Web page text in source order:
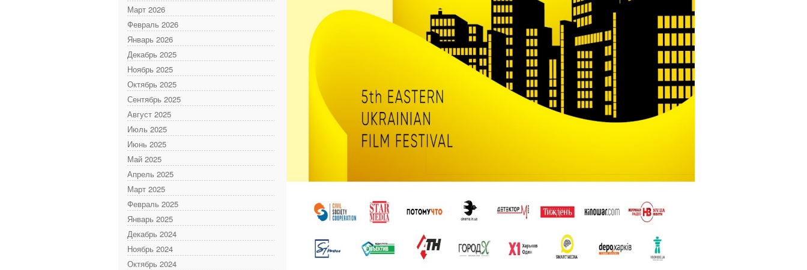
Март 2026
Февраль 2026
Январь 2026
Декабрь 2025
Ноябрь 2025
Октябрь 2025
Сентябрь 2025
Август 2025
Июль 2025
Июнь 2025
Май 2025
Апрель 2025
Март 2025
Февраль 2025
Январь 2025
Декабрь 2024
Ноябрь 2024
Октябрь 2024